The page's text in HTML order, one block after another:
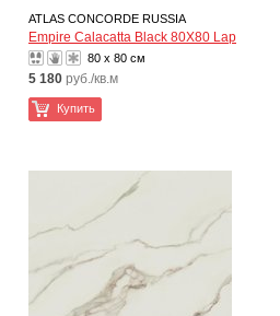
ATLAS CONCORDE RUSSIA
Empire Calacatta Black 80X80 Lap
80 x 80 см
5 180 руб./кв.м
Купить